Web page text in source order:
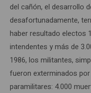
del cañón, el desarrollo
desafortunadamente,
haber resultado electos
intendentes y más de
1986, los militantes,
fueron exterminados
paramilitares: 4.000